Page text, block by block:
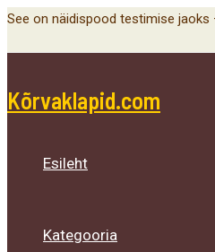
Skip
See on näidispood testimise
Kõrvaklapid.com
Esileht
Kategooria
Main
Menu